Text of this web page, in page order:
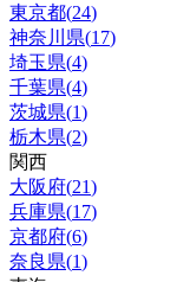
東京都(24)
神奈川県(17)
埼玉県(4)
千葉県(4)
茨城県(1)
栃木県(2)
関西
大阪府(21)
兵庫県(17)
京都府(6)
奈良県(1)